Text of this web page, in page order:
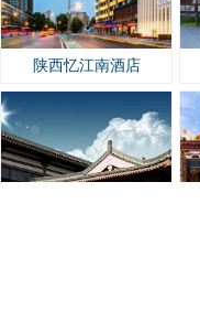
陕西忆江南酒店